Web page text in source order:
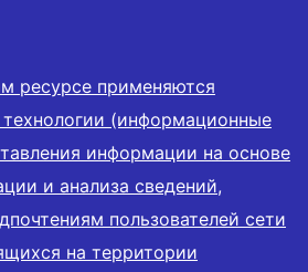
ресурсе применяются
(информационные
информации на основе
и анализа сведений,
пользователей сети
на территории